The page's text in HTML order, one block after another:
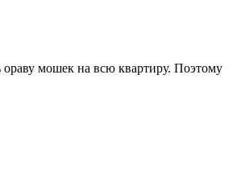
мошек на всю квартиру. Поэтому